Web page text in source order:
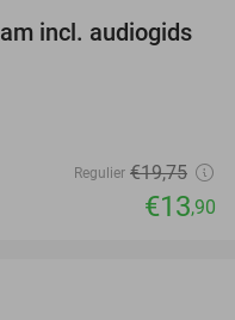
30%
incl. audiogids
Regulier €19,75
€13,90